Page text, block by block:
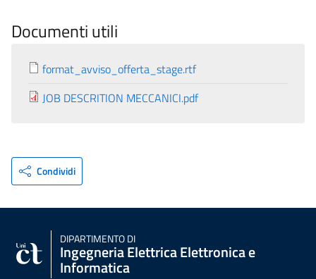
Documenti utili
format_avviso_offerta_stage.rtf
JOB DESCRITION MECCANICI.pdf
Condividi
DIPARTIMENTO DI
Ingegneria Elettrica Elettronica e
Informatica